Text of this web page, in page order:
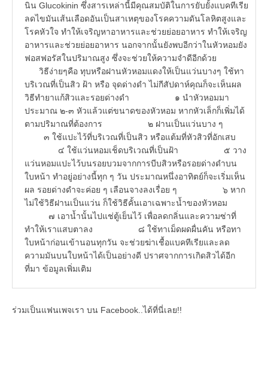
นิน Glucokinin ซึ่งสารเหล่านี้มีคุณสมบัติในการยับยั้งแบคทีเรีย
ลดไขมันเส้นเลือดอันเป็นสาเหตุของโรคความดันโลหิตสูงและ
โรคหัวใจ ทำให้เจริญหาอาหารและช่วยย่อยอาหาร ทำให้เจริญ
อาหารและช่วยย่อยอาหาร นอกจากนั้นยังพบอีกว่าในหัวหอมยัง
ฟอสฟอรัสในปริมาณสูง ซึ่งจะช่วยให้ความจำดีอีกด้วย
วิธีง่ายๆคือ ทุบหรือฝานหัวหอมแดงให้เป็นแว่นบางๆ ใช้ทา
บริเวณที่เป็นสิว ฝ้า หรือ จุดด่างดำ ไม่กีสัปดาห์คุณก็จะเห็นผล
วิธีทำยาแก้สิวและรอยด่างดำ ๑ นำหัวหอมมา
ประมาณ ๒-๓ หัวแล้วแต่ขนาดของหัวหอม หากหัวเล็กก็เพิ่มได้
ตามปริมาณที่ต้องการ ๒ ฝานเป็นแว่นบาง ๆ
๓ ใช้แปะไว้ที่บริเวณที่เป็นสิว หรือแต้มที่หัวสิวที่อักเสบ
๔ ใช้แว่นหอมเช็ดบริเวณที่เป็นฝ้า ๕ วาง
แว่นหอมแปะไว้บนรอยบวมจากการบีบสิวหรือรอยด่างดำบน
ใบหน้า ทำอยู่อย่างนี้ทุก ๆ วัน ประมาณหนึ่งอาทิตย์ก็จะเริ่มเห็น
ผล รอยด่างดำจะค่อย ๆ เลือนจางลงเรื่อย ๆ ๖ หาก
ไม่ใช้วิธีฝานเป็นแว่น ก็ใช้วิธีคั้นเอาเฉพาะน้ำของหัวหอม
๗ เอาน้ำนั้นไปแช่ตู้เย็นไว้ เพื่อลดกลิ่นและความซ่าที่
ทำให้เราแสบตาลง ๘ ใช้ทาเม็ดผดผื่นคัน หรือทา
ใบหน้าก่อนเข้านอนทุกวัน จะช่วยฆ่าเชื้อแบคทีเรียและลด
ความมันบนใบหน้าได้เป็นอย่างดี ปราศจากการเกิดสิวได้อีก
ที่มา ข้อมูลเพิ่มเติม
ร่วมเป็นแฟนเพจเรา บน Facebook..ได้ที่นี่เลย!!